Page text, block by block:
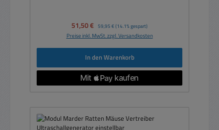
Verkaufspreis:
51,50 € Regulärer Preis:
59,95 € (14.1% gespart)
Preise inkl. MwSt. zzgl. Versandkosten
In den Warenkorb